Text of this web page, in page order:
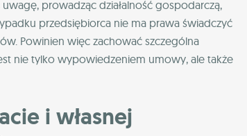
prowadząc działalność gospodarczą,
przedsiębiorca nie ma prawa świadczyć
Powinien więc zachować szczególna
nie tylko wypowiedzeniem umowy, ale także
i własnej